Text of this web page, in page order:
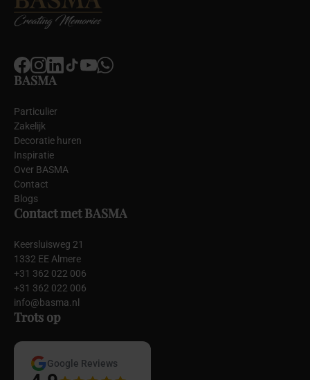
BASMA
Particulier
Zakelijk
Decoratie huren
Inspiratie
Over BASMA
Contact
Blogs
Contact met BASMA
Keersluisweg 21
1332 EE Almere
+31 362 022 006
+31 362 022 006
info@basma.nl
Trots op
Google Reviews